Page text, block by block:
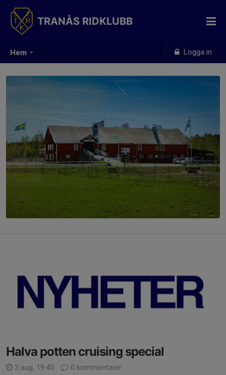
Hem Logga in
TRANÅS RIDKLUBB
Halva potten cruising special
3 aug, 19:45 0 kommentarer